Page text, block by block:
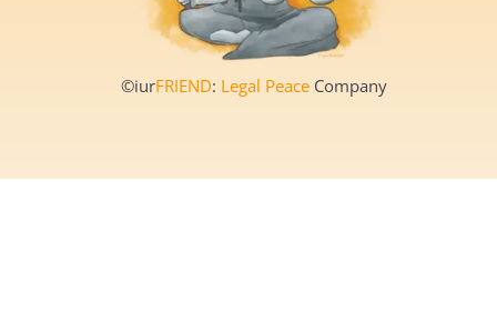
©iurFRIEND: Legal Peace Company